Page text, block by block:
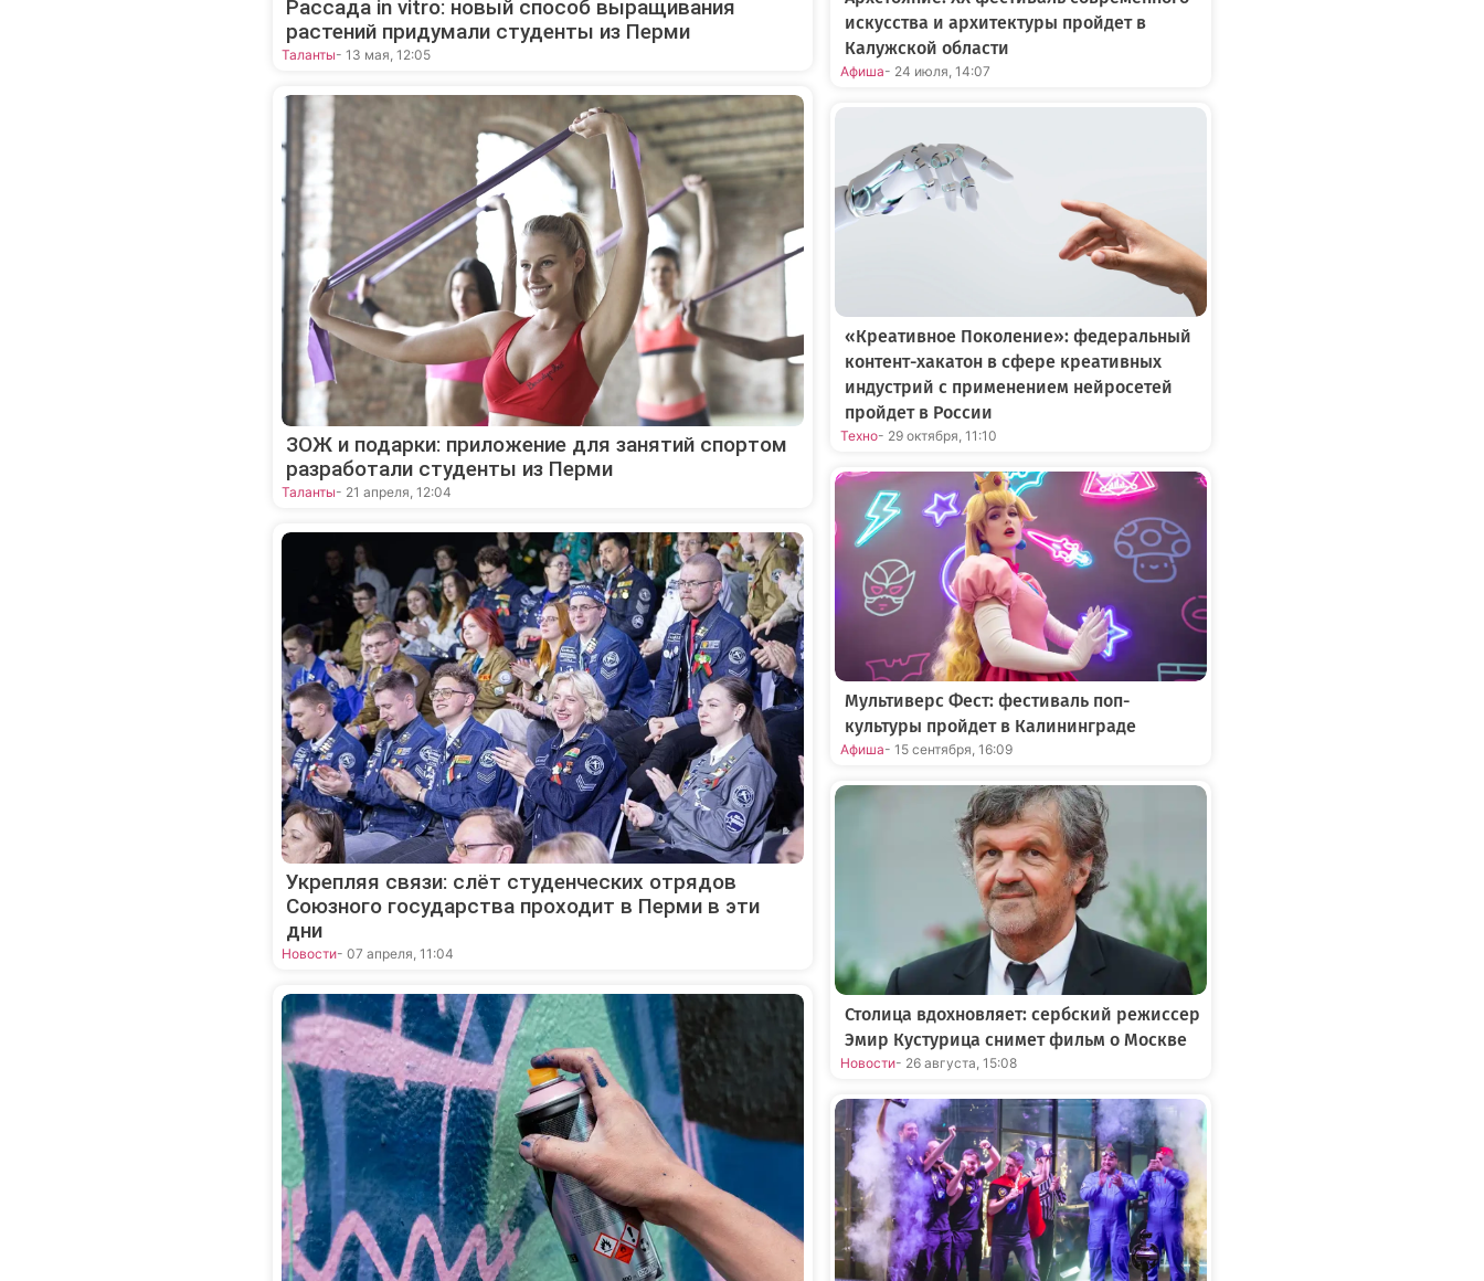
Рассада in vitro: новый способ выращивания
растений придумали студенты из Перми
Таланты- 13 мая, 12:05
ЗОЖ и подарки: приложение для занятий спортом
разработали студенты из Перми
Таланты- 21 апреля, 12:04
Укрепляя связи: слёт студенческих отрядов
Союзного государства проходит в Перми в эти
дни
Новости- 07 апреля, 11:04
искусства и архитектуры пройдет в
Калужской области
Афиша- 24 июля, 14:07
«Креативное Поколение»: федеральный
контент-хакатон в сфере креативных
индустрий с применением нейросетей
пройдет в России
Техно- 29 октября, 11:10
Мультиверс Фест: фестиваль поп-
культуры пройдет в Калининграде
Афиша- 15 сентября, 16:09
Столица вдохновляет: сербский режиссер
Эмир Кустурица снимет фильм о Москве
Новости- 26 августа, 15:08